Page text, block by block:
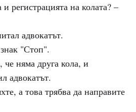
регистрацията на колата? –
адвокатът.
"Стоп".
няма друга кола, и
адвокатът.
а това трябва да направите